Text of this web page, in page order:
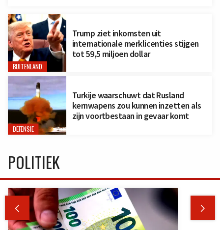
BUITENLAND
Trump ziet inkomsten uit
internationale merklicenties stijgen
tot 59,5 miljoen dollar
DEFENSIE
Turkije waarschuwt dat Rusland
kernwapens zou kunnen inzetten als
zijn voortbestaan in gevaar komt
POLITIEK
 